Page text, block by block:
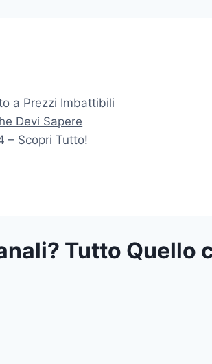
a Prezzi Imbattibili
Devi Sapere
– Scopri Tutto!
Tutto Quello